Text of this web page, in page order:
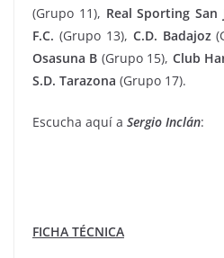
(Grupo 11), Real Sporting San
F.C. (Grupo 13), C.D. Badajoz
Osasuna B (Grupo 15), Club
S.D. Tarazona (Grupo 17).
Escucha aquí a Sergio Inclán:
FICHA TÉCNICA